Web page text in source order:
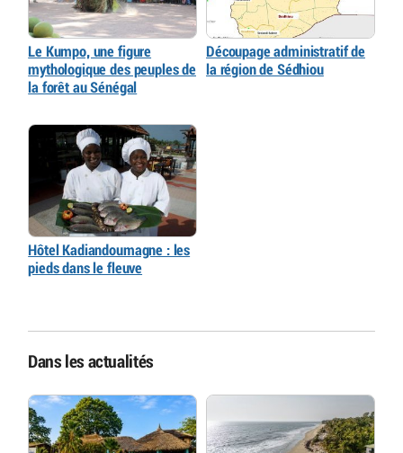
Le Kumpo, une figure
mythologique des peuples de
la forêt au Sénégal
Découpage administratif de
la région de Sédhiou
Hôtel Kadiandoumagne : les
pieds dans le fleuve
Dans les actualités